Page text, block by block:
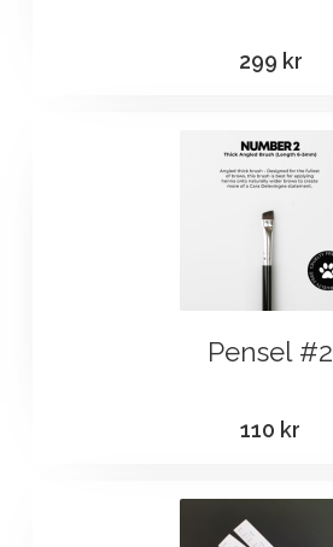
299 kr
Pensel #2
110 kr